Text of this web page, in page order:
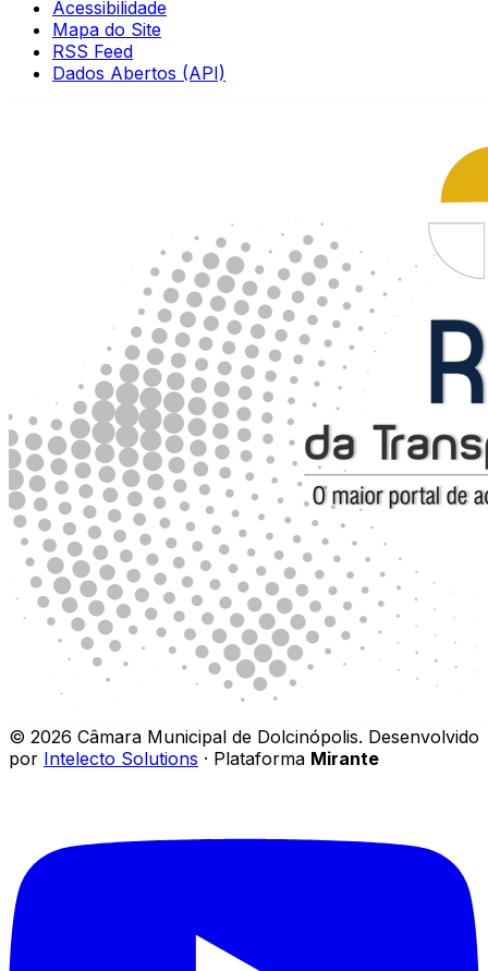
Acessibilidade
Mapa do Site
RSS Feed
Dados Abertos (API)
© 2026 Câmara Municipal de Dolcinópolis. Desenvolvido
por Intelecto Solutions · Plataforma Mirante